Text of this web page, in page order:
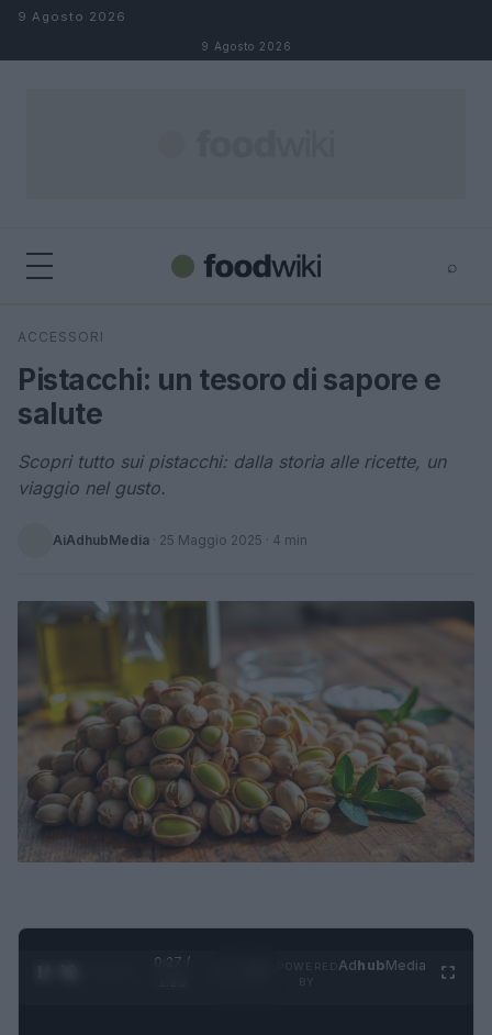
Salta al contenuto
9 Agosto 2026
9 Agosto 2026
⌕
Cerca
ACCESSORI
Pistacchi: un tesoro di sapore e
salute
Scopri tutto sui pistacchi: dalla storia alle ricette, un
viaggio nel gusto.
AiAdhubMedia · 25 Maggio 2025 · 4 min
0:28 /
AdhubMedia